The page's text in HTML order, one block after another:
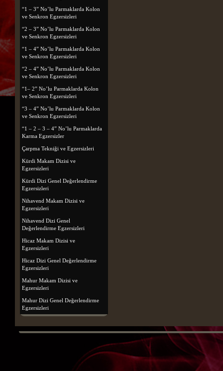
“1 – 3” No’lu Parmaklarda Kolon
ve Senkron Egzersizleri
“2 – 3” No’lu Parmaklarda Kolon
ve Senkron Egzersizleri
“1 – 4” No’lu Parmaklarda Kolon
ve Senkron Egzersizleri
“2 – 4” No’lu Parmaklarda Kolon
ve Senkron Egzersizleri
“1– 2” No’lu Parmaklarda Kolon
ve Senkron Egzersizleri
“3 – 4” No’lu Parmaklarda Kolon
ve Senkron Egzersizleri
“1 – 2 – 3 – 4” No’lu Parmaklarda
Karma Egzersizler
Çarpma Tekniği ve Egzersizleri
Kürdi Makam Dizisi ve
Egzersizleri
Kürdi Dizi Genel Değerlendirme
Egzersizleri
Nihavend Makam Dizisi ve
Egzersizleri
Nihavend Dizi Genel
Değerlendirme Egzersizleri
Hicaz Makam Dizisi ve
Egzersizleri
Hicaz Dizi Genel Değerlendirme
Egzersizleri
Mahur Makam Dizisi ve
Egzersizleri
Mahur Dizi Genel Değerlendirme
Egzersizleri